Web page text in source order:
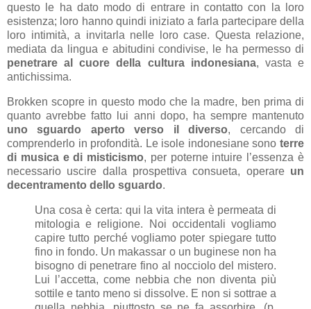
questo le ha dato modo di entrare in contatto con la loro
esistenza; loro hanno quindi iniziato a farla partecipare della
loro intimità, a invitarla nelle loro case. Questa relazione,
mediata da lingua e abitudini condivise, le ha permesso di
penetrare al cuore della cultura indonesiana, vasta e
antichissima.
Brokken scopre in questo modo che la madre, ben prima di
quanto avrebbe fatto lui anni dopo, ha sempre mantenuto
uno sguardo aperto verso il diverso, cercando di
comprenderlo in profondità. Le isole indonesiane sono terre
di musica e di misticismo, per poterne intuire l’essenza è
necessario uscire dalla prospettiva consueta, operare un
decentramento dello sguardo.
Una cosa è certa: qui la vita intera è permeata di
mitologia e religione. Noi occidentali vogliamo
capire tutto perché vogliamo poter spiegare tutto
fino in fondo. Un makassar o un buginese non ha
bisogno di penetrare fino al nocciolo del mistero.
Lui l’accetta, come nebbia che non diventa più
sottile e tanto meno si dissolve. E non si sottrae a